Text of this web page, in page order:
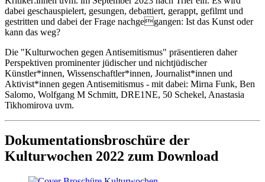
dabei geschauspielert, gesungen, debattiert, gerappt, gefilmt und
gestritten und dabei der Frage nachgegangen: Ist das Kunst oder
kann das weg?
Die "Kulturwochen gegen Antisemitismus" präsentieren daher
Perspektiven prominenter jüdischer und nichtjüdischer
Künstler*innen, Wissenschaftler*innen, Journalist*innen und
Aktivist*innen gegen Antisemitismus - mit dabei: Mirna Funk, Ben
Salomo, Wolfgang M Schmitt, DRE1NE, 50 Schekel, Anastasia
Tikhomirova uvm.
Dokumentationsbroschüre der
Kulturwochen 2022 zum Download